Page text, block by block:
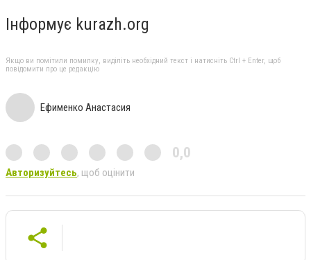
Інформує kurazh.org
Якщо ви помітили помилку, виділіть необхідний текст і натисніть Ctrl + Enter, щоб
повідомити про це редакцію
Ефименко Анастасия
0,0
Авторизуйтесь, щоб оцінити